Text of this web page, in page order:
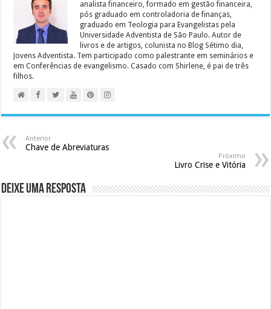
analista financeiro, formado em gestão financeira,
pós graduado em controladoria de finanças,
graduado em Teologia para Evangelistas pela
Universidade Adventista de São Paulo. Autor de
livros e de artigos, colunista no Blog Sétimo dia,
Jovens Adventista. Tem participado como palestrante em seminários e
em Conferências de evangelismo. Casado com Shirlene, é pai de três
filhos.
Anterior
Chave de Abreviaturas
Próximo
Livro Crise e Vitória
Deixe uma resposta